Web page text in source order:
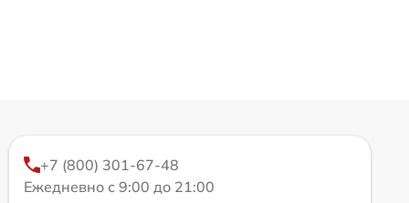
+7 (800) 301-67-48
Ежедневно с 9:00 до 21:00